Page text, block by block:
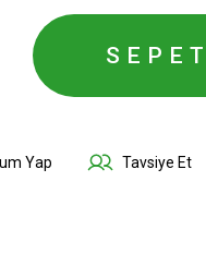
Yap Tavsiye Et